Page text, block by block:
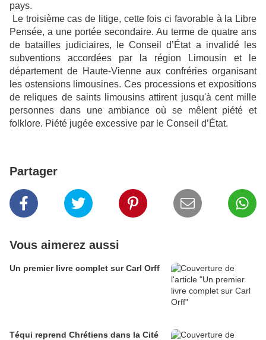
pays.
Le troisième cas de litige, cette fois ci favorable à la Libre
Pensée, a une portée secondaire. Au terme de quatre ans
de batailles judiciaires, le Conseil d’État a invalidé les
subventions accordées par la région Limousin et le
département de Haute-Vienne aux confréries organisant
les ostensions limousines. Ces processions et expositions
de reliques de saints limousins attirent jusqu'à cent mille
personnes dans une ambiance où se mêlent piété et
folklore. Piété jugée excessive par le Conseil d’État.
Partager
Vous aimerez aussi
Un premier livre complet sur Carl Orff
Téqui reprend Chrétiens dans la Cité